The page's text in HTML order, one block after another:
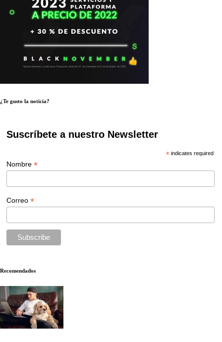
¿Te gusto la noticia?
Suscríbete a nuestro Newsletter
*indicates required
Nombre*
Correo*
Recomendados